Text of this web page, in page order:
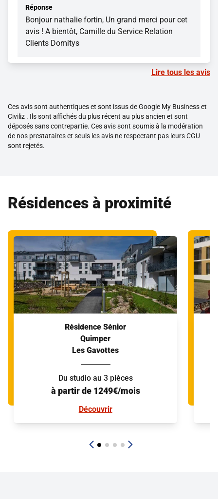
Réponse
Bonjour nathalie fortin, Un grand merci pour cet
avis ! A bientôt, Camille du Service Relation
Clients Domitys
Lire tous les avis
Ces avis sont authentiques et sont issus de Google My Business et
Civiliz . Ils sont affichés du plus récent au plus ancien et sont
déposés sans contrepartie. Ces avis sont soumis à la modération
de nos prestataires et seuls les avis ne respectant pas leurs CGU
sont rejetés.
Résidences à proximité
Résidence Sénior
Quimper
Les Gavottes
Du studio au 3 pièces
à partir de 1249€/mois
Découvrir